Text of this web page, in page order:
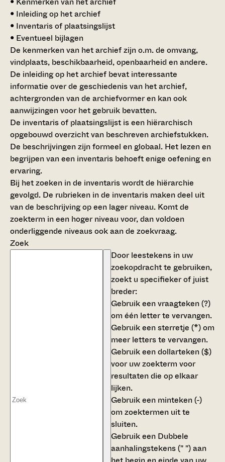
• Inleiding op het archief
• Inventaris of plaatsingslijst
• Eventueel bijlagen
De kenmerken van het archief zijn o.m. de omvang,
vindplaats, beschikbaarheid, openbaarheid en andere.
De inleiding op het archief bevat interessante
informatie over de geschiedenis van het archief,
achtergronden van de archiefvormer en kan ook
aanwijzingen voor het gebruik bevatten.
De inventaris of plaatsingslijst is een hiërarchisch
opgebouwd overzicht van beschreven archiefstukken.
De beschrijvingen zijn formeel en globaal. Het lezen en
begrijpen van een inventaris behoeft enige oefening en
ervaring.
Bij het zoeken in de inventaris wordt de hiërarchie
gevolgd. De rubrieken in de inventaris maken deel uit
van de beschrijving op een lager niveau. Komt de
zoekterm in een hoger niveau voor, dan voldoen
onderliggende niveaus ook aan de zoekvraag.
Zoek
Door leestekens in uw
zoekopdracht te gebruiken,
zoekt u specifieker of juist
breder:
Gebruik eenvraagteken (?)
om één letter te vervangen.
Gebruik eensterretje (*)om
meer letters te vervangen.
Gebruik eendollarteken ($)
voor uw zoekterm voor
resultaten die op elkaar
lijken.
Gebruik een minteken (-)
om zoektermen uit te
sluiten.
Gebruik een Dubbele
aanhalingstekens (" ")aan